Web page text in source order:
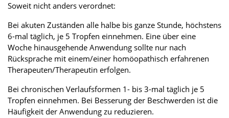
Soweit nicht anders verordnet:
Bei akuten Zuständen alle halbe bis ganze Stunde, höchstens
6-mal täglich, je 5 Tropfen einnehmen. Eine über eine
Woche hinausgehende Anwendung sollte nur nach
Rücksprache mit einem/einer homöopathisch erfahrenen
Therapeuten/Therapeutin erfolgen.
Bei chronischen Verlaufsformen 1- bis 3-mal täglich je 5
Tropfen einnehmen. Bei Besserung der Beschwerden ist die
Häufigkeit der Anwendung zu reduzieren.